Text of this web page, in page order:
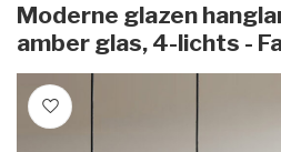
Moderne glazen
amber glas, 4-lichts -